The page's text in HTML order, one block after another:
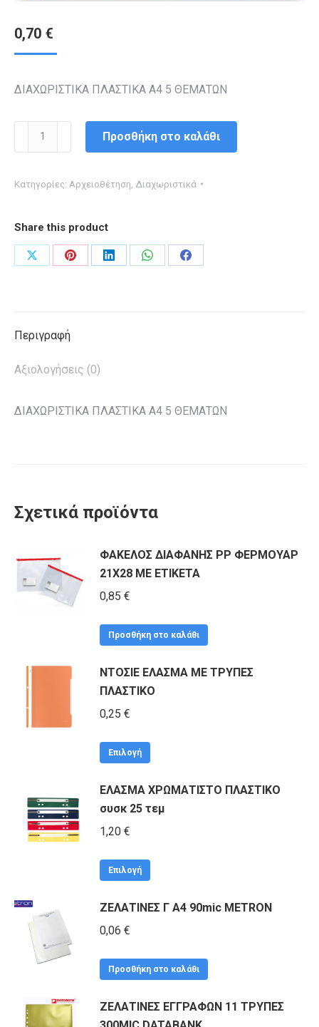
0,70 €
ΔΙΑΧΩΡΙΣΤΙΚΑ ΠΛΑΣΤΙΚΑ Α4 5 ΘΕΜΑΤΩΝ
ΔΙΑΧΩΡΙΣΤΙΚΑ
ΠΛΑΣΤΙΚΑ
5
ποσότητα
Προσθήκη στο καλάθι
Κατηγορίες: Αρχειοθέτηση Διαχωριστικά
Share this product
Share
Share
Share
Share
Share
Περιγραφή
Αξιολογήσεις (0)
ΔΙΑΧΩΡΙΣΤΙΚΑ ΠΛΑΣΤΙΚΑ Α4 5 ΘΕΜΑΤΩΝ
Σχετικά προϊόντα
ΦΑΚΕΛΟΣ ΔΙΑΦΑΝΗΣ PP ΦΕΡΜΟΥΑΡ
21Χ28 ΜΕ ΕΤΙΚΕΤΑ
0,85 €
Προσθήκη στο καλάθι
ΝΤΟΣΙΕ ΕΛΑΣΜΑ ΜΕ ΤΡΥΠΕΣ
ΠΛΑΣΤΙΚΟ
0,25 €
Επιλογή
προϊόν
έχει
μπορούν
στη
του
ΕΛΑΣΜΑ ΧΡΩΜΑΤΙΣΤΟ ΠΛΑΣΤΙΚΟ
συσκ 25 τεμ
1,20 €
Επιλογή
προϊόν
παραλλαγές.
επιλογές
ΖΕΛΑΤΙΝΕΣ Γ Α4 90mic METRON
0,06 €
Προσθήκη στο καλάθι
ΖΕΛΑΤΙΝΕΣ ΕΓΓΡΑΦΩΝ 11 ΤΡΥΠΕΣ